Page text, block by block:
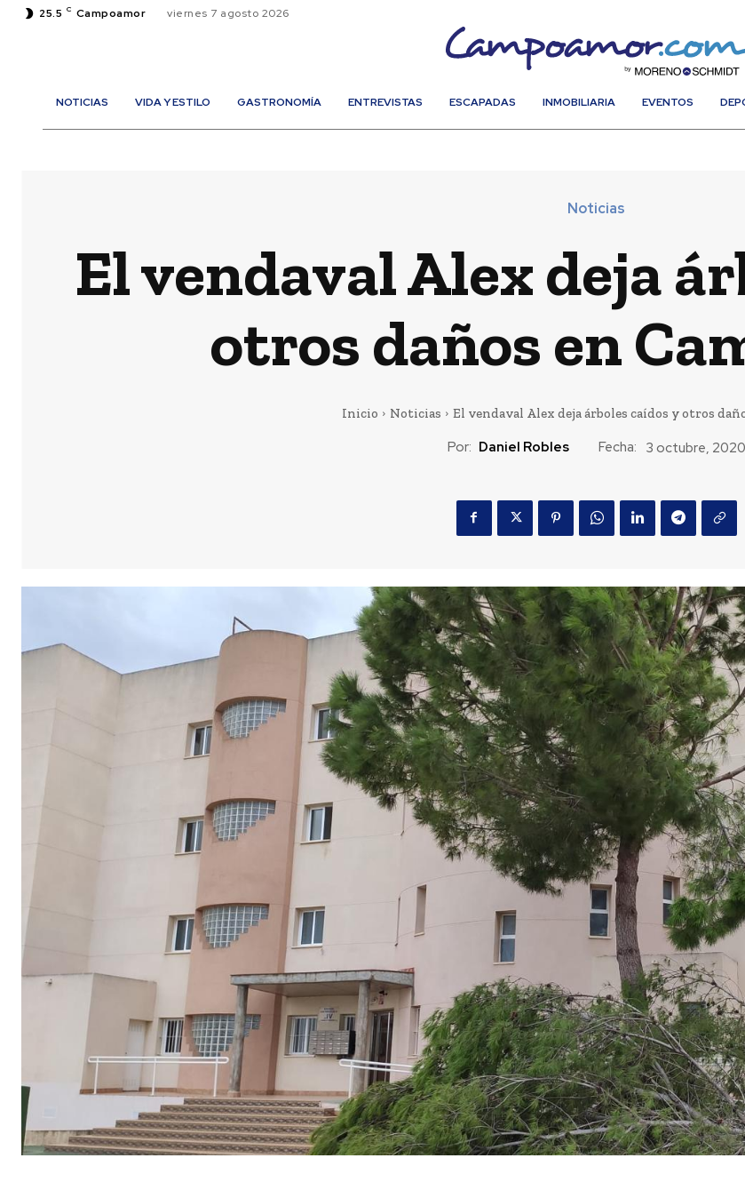
25.5 C Campoamor viernes 7 agosto 2026
NOTICIAS VIDA Y ESTILO GASTRONOMÍA ENTREVISTAS ESCAPADAS INMOBILIARIA EVENTOS
Noticias
El vendaval Alex deja
otros daños en
Inicio Noticias El vendaval Alex deja árboles caídos y otros
Por: Daniel Robles Fecha: 3 octubre, 2020